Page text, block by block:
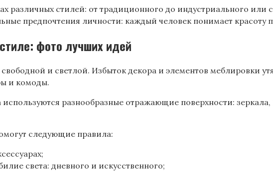
различных стилей: от традиционного до индустриального или
предпочтения личности: каждый человек понимает красоту
фото лучших идей
и светлой. Избыток декора и элементов меблировки
и комоды.
разнообразные отражающие поверхности:
следующие правила:
света: дневного и искусственного;